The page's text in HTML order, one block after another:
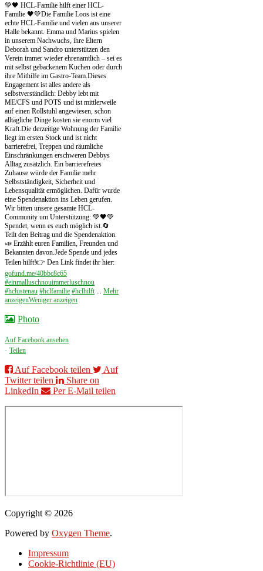
💚🖤 HCL-Familie hilft einer HCL-
Familie 🖤💚Die Familie Loos ist eine
echte HCL-Familie und vielen aus unserer
Halle bekannt. Emma und Marius spielen
in unserem Nachwuchs, ihre Eltern
Deborah und Sandro unterstützen den
Verein immer wieder ehrenamtlich – sei es
mit selbst gebackenem Kuchen oder durch
ihre Mithilfe im Gastro-Team.Dieses
Engagement ist alles andere als
selbstverständlich: Debby lebt mit
ME/CFS und POTS und ist mittlerweile
auf einen Rollstuhl angewiesen, schon
alltägliche Dinge kosten sie enorm viel
Kraft.Die derzeitige Wohnung der Familie
liegt im ersten Stock und ist nicht
barrierefrei, Treppen und räumliche
Einschränkungen erschweren Debbys
Alltag zusätzlich. Ein barrierefreies
Zuhause würde der Familie mehr
Selbstständigkeit, Sicherheit und
Lebensqualität ermöglichen. Dafür wurde
eine Spendenaktion ins Leben gerufen.
Wir bitten unsere gesamte HCL-
Community um Unterstützung: 💚🖤💚
Spendet, wenn es euch möglich ist.🔄
Teilt den Beitrag und die Spendenaktion.
📣 Erzählt euren Familien, Freunden und
Bekannten davon.Jede Spende und jedes
Teilen hilft!👉 Den Link findet ihr hier:
gofund.me/40bbc8c65
#einmalluschnouimmerluschnou
#hclustenau #hclfamilie #hclhilft ... Mehr
anzeigenWeniger anzeigen
Photo
Auf Facebook ansehen
· Teilen
Auf Facebook teilen
Auf
Twitter teilen
Share on
LinkedIn
Per E-Mail teilen
Copyright © 2026
Powered by Oxygen Theme.
Impressum
Cookie-Richtlinie (EU)